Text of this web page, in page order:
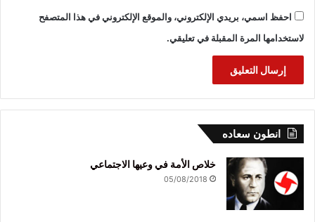
احفظ اسمي، بريدي الإلكتروني، والموقع الإلكتروني في هذا المتصفح
لاستخدامها المرة المقبلة في تعليقي.
انطون سعاده
خلاص الأمة في وعيها الاجتماعي
05/08/2018